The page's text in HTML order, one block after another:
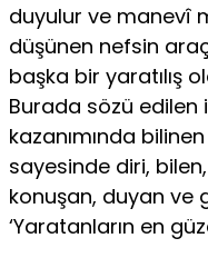
duyulur ve manevî
düşünen nefsin
başka bir yaratılış
Burada sözü edilen
kazanımında
sa­yesinde diri,
konuşan, duyan ve
‘Yaratanların en